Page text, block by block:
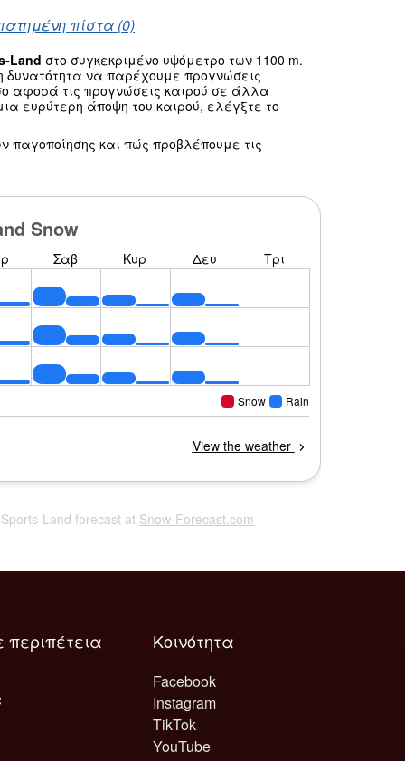
πίστα (0)
Land στο συγκεκριμένο υψόμετρο των 1100 m.
δυνατότητα να παρέχουμε προγνώσεις
αφορά τις προγνώσεις καιρού σε άλλα
ευρύτερη άποψη του καιρού, ελέγξτε το
παγοποίησης και πώς προβλέπουμε τις
Land forecast at Snow-Forecast.com
Κοινότητα
Facebook
Instagram
TikTok
YouTube